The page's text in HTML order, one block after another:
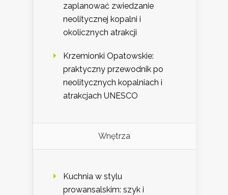
zaplanować zwiedzanie
neolitycznej kopalni i
okolicznych atrakcji
Krzemionki Opatowskie:
praktyczny przewodnik po
neolitycznych kopalniach i
atrakcjach UNESCO
Wnętrza
Kuchnia w stylu
prowansalskim: szyk i